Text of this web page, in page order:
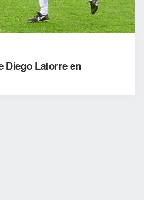
Diego Latorre en